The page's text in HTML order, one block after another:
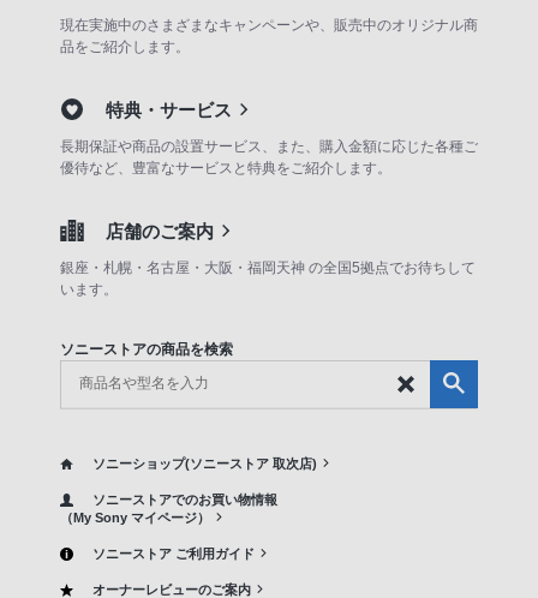
現在実施中のさまざまなキャンペーンや、販売中のオリジナル商
品をご紹介します。
特典・サービス
長期保証や商品の設置サービス、また、購入金額に応じた各種ご
優待など、豊富なサービスと特典をご紹介します。
店舗のご案内
銀座・札幌・名古屋・大阪・福岡天神 の全国5拠点でお待ちして
います。
ソニーストアの商品を検索
ソニーショップ(ソニーストア 取次店)
ソニーストアでのお買い物情報
（My Sony マイページ）
ソニーストア ご利用ガイド
オーナーレビューのご案内